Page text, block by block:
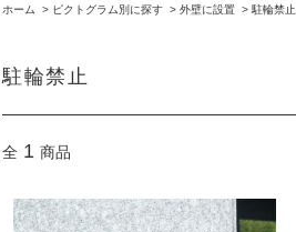
ホーム > ピクトグラム別に探す > 外壁に設置 > 駐輪禁止
駐輪禁止
全 1 商品